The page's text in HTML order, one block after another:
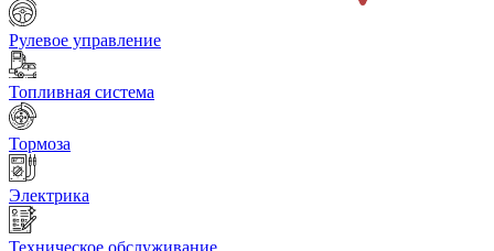
Рулевое управление
Топливная система
Тормоза
Электрика